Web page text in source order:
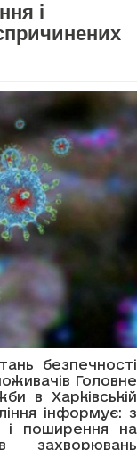
і
безпечності
Головне
в Харківській
інформує: з
і поширення на
захворювань